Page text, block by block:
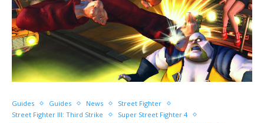
Guides Guides News
Street Fighter
Street Fighter III: Third Strike
Super Street Fighter 4